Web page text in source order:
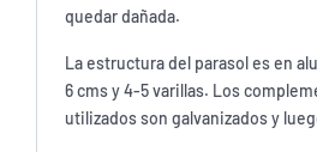
quedar dañada.
La estructura del parasol es en
6 cms y 4-5 varillas. Los
utilizados son galvanizados y